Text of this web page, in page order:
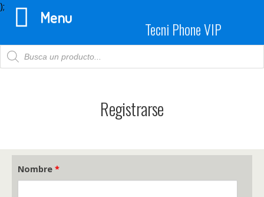
);
Tecni Phone VIP
Products
search
Registrarse
Nombre *
Menu